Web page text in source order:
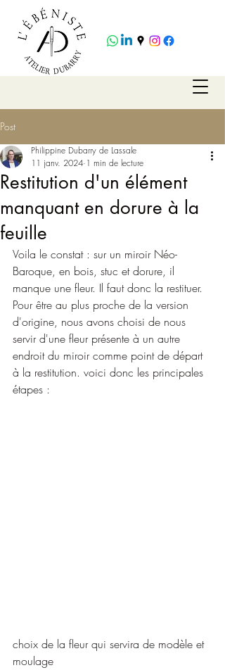
Post
Restitution d'un élément
manquant en dorure à la
feuille
Philippine Dubarry de Lassale
11 janv. 2024 1 min de lecture
Voila le constat : sur un miroir Néo-
Baroque, en bois, stuc et dorure, il
manque une fleur. Il faut donc la restituer.
Pour être au plus proche de la version
d'origine, nous avons choisi de nous
servir d'une fleur présente à un autre
endroit du miroir comme point de départ
à la restitution. voici donc les principales
étapes :
choix de la fleur qui servira de modèle et
moulage